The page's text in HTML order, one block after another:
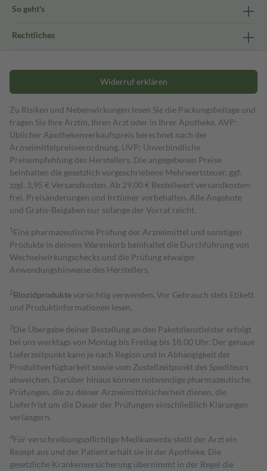
So geht's
Rechtliches
Widerruf erklären
Zu Risiken und Nebenwirkungen lesen Sie die Packungsbeilage und
fragen Sie Ihre Ärztin, Ihren Arzt oder in Ihrer Apotheke. AVP:
Üblicher Apothekenverkaufspreis berechnet nach der
Arzneimittelpreisverordnung. UVP: Unverbindliche
Preisempfehlung des Herstellers. Die angegebenen Preise
beinhalten die gesetzlich vorgeschriebene Mehrwertsteuer, ggf.
zzgl. 3,95 € Versandkosten. Ab 29,00 € Bestell­wert versand­kosten­
frei. Preisänderungen und Irrtümer vorbehalten. Alle Angebote
und Gratis-Beigaben nur solange der Vorrat reicht.
1 Eine pharmazeutische Prüfung der Arzneimittel und sonstigen
Produkte in deinem Warenkorb beinhaltet die Durchführung von
Wechselwirkungschecks und die Prüfung etwaiger
Anwendungshinweise des Herstellers.
2Biozidproduktevorsichtig verwenden. Vor Gebrauch stets Etikett
und Produktinformationen lesen.
3Die Übergabe deiner Bestellung an den Paketdienstleister erfolgt
bei uns werktags von Montag bis Freitag bis 18:00 Uhr. Der genaue
Lieferzeitpunkt kann je nach Region und in Abhängigkeit der
Produktverfügbarkeit sowie vom Zustellzeitpunkt des Spediteurs
abweichen. Darüber hinaus können notwendige pharmazeutische
Prüfungen, die zu deiner Arzneimittelsicherheit dienen, die
Lieferfrist um die Dauer der Prüfungen einschließlich Klärungen
verlängern.
4Für verschreibungspflichtige Medikamente stellt der Arzt ein
Rezept aus und der Patient erhält sie in der Apotheke. Die
gesetzliche Krankenversicherung übernimmt in der Regel die